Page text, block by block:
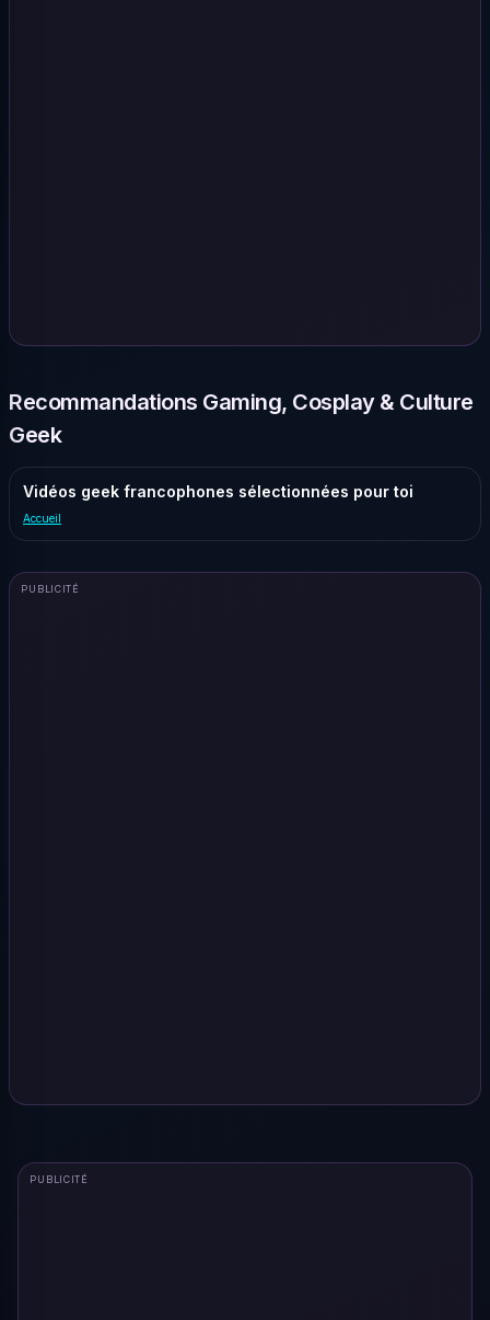
Recommandations Gaming, Cosplay & Culture
Geek
Vidéos geek francophones sélectionnées pour toi
Accueil
PUBLICITÉ
PUBLICITÉ